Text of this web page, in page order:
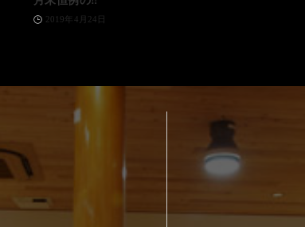
2019年4月24日